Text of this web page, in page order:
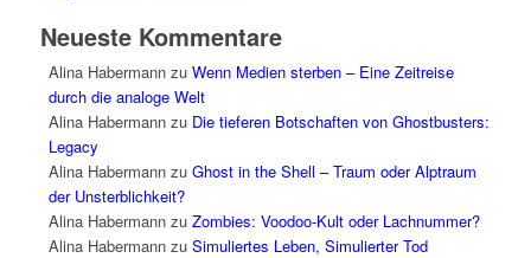
Neueste Kommentare
Alina Habermannzu Wenn Medien sterben – Eine Zeitreise
durch die analoge Welt
Alina Habermannzu Die tieferen Botschaften von Ghostbusters:
Legacy
Alina Habermannzu Ghost in the Shell – Traum oder Alptraum
der Unsterblichkeit?
Alina Habermannzu Zombies: Voodoo-Kult oder Lachnummer?
Alina Habermannzu Simuliertes Leben, Simulierter Tod